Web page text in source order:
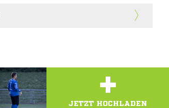
+
JETZT HOCHLADEN